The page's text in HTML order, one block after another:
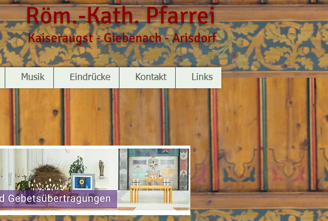
Röm.-Kath. Pfarrei
Musik Eindrücke Kontakt Links
Kaiseraugst - Giebenach - Arisdorf